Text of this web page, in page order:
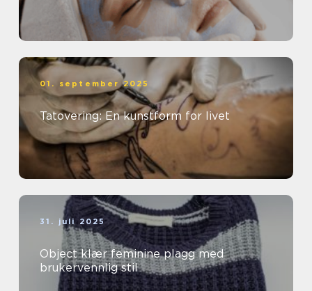
01. september 2025
Tatovering: En kunstform for livet
31. juli 2025
Object klær feminine plagg med
brukervennlig stil